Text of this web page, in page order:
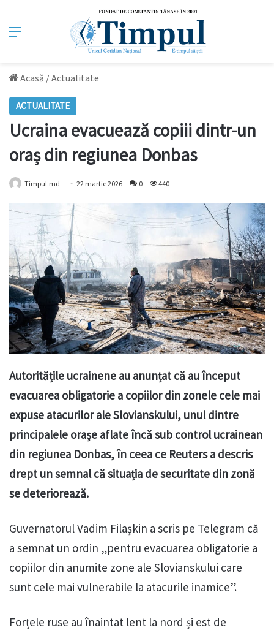
Meniu
Acasă /Actualitate
ACTUALITATE
Ucraina evacuează copiii dintr-un
oraș din regiunea Donbas
Timpul.md 22 martie 2026 0 440
Autoritățile ucrainene au anunțat că au început
evacuarea obligatorie a copiilor din zonele cele mai
expuse atacurilor ale Slovianskului, unul dintre
principalele orașe aflate încă sub control ucrainean
din regiunea Donbas, în ceea ce Reuters a descris
drept un semnal că situația de securitate din zonă
se deteriorează.
Guvernatorul Vadim Filașkin a scris pe Telegram că
a semnat un ordin „pentru evacuarea obligatorie a
copiilor din anumite zone ale Slovianskului care
sunt cele mai vulnerabile la atacurile inamice”.
Forțele ruse au înaintat lent la nord și est de